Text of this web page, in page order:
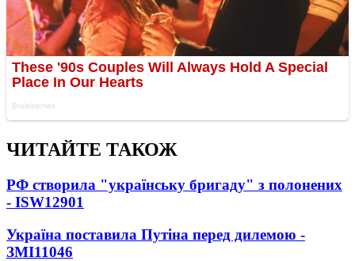
ЧИТАЙТЕ ТАКОЖ
РФ створила "українську бригаду" з полонених
- ISW12901
Україна поставила Путіна перед дилемою -
ЗМІ11046